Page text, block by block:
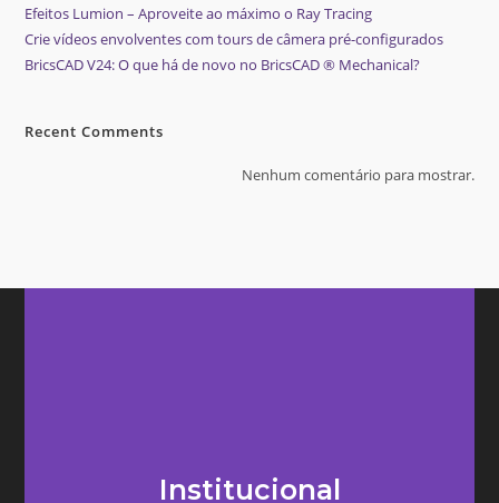
Efeitos Lumion – Aproveite ao máximo o Ray Tracing
Crie vídeos envolventes com tours de câmera pré-configurados
BricsCAD V24: O que há de novo no BricsCAD ® Mechanical?
Recent Comments
Nenhum comentário para mostrar.
Institucional